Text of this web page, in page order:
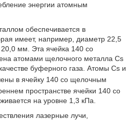
энергии атомным
обеспечивается в
имеет, например, диаметр 22,5
20,0 мм. Эта ячейка 140 со
атомами щелочного металла Cs
буферного газа. Атомы Cs и
в ячейку 140 со щелочным
пространстве ячейки 140 со
на уровне 1,3 кПа.
лазерные лучи,